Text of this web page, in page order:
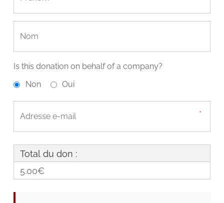
Is this donation on behalf of a company?
Non
Oui
Total du don :
5.00€